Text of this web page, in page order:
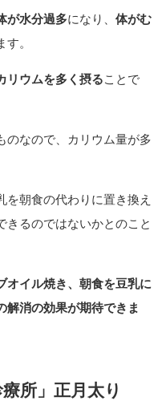
が水分過多になり、 体がむ
す。
リウムを多く摂る ことで
のなので、カリウム量が多
を朝食の代わりに置き換え
きるのではないかとのこと
オイル焼き、朝食を豆乳に
解消の効果が期待できま
所」正月太り